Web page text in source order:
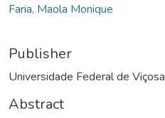
Faria, Maola Monique
Publisher
Universidade Federal de Viçosa
Abstract